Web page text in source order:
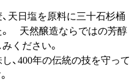
天日塩を原料に三十石杉桶
天然醸造ならではの芳醇
ください。
、400年の伝統の技を守って